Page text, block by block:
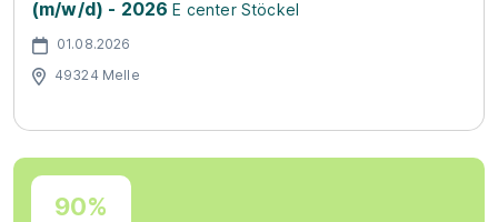
(m/w/d) - 2026 E center Stöckel
01.08.2026
49324 Melle
90%